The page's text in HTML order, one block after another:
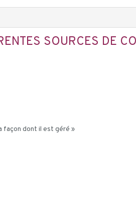
SOURCES DE
façon dont il est géré »